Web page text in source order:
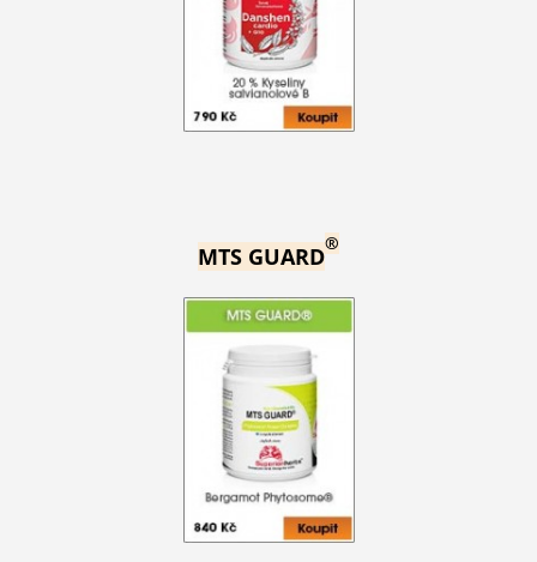
MTS GUARD®